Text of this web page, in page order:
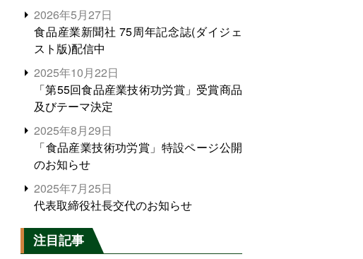
2026年5月27日
食品産業新聞社 75周年記念誌(ダイジェ
スト版)配信中
2025年10月22日
「第55回食品産業技術功労賞」受賞商品
及びテーマ決定
2025年8月29日
「食品産業技術功労賞」特設ページ公開
のお知らせ
2025年7月25日
代表取締役社長交代のお知らせ
注目記事